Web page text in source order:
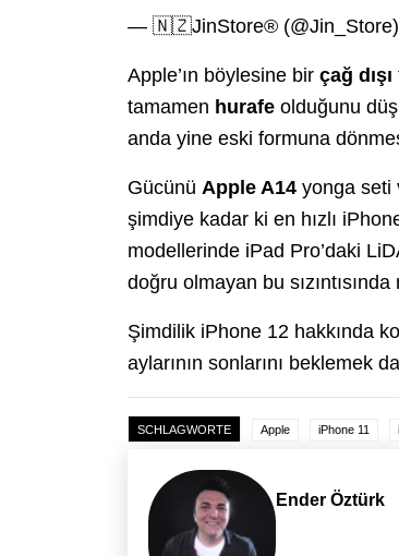
— 🇳🇿JinStore® (@Jin_Store)
Apple’ın böylesine bir çağ dışı
tamamen hurafe olduğunu
anda yine eski formuna
Gücünü Apple A14 yonga seti
şimdiye kadar ki en hızlı
modellerinde iPad Pro’daki
doğru olmayan bu
Şimdilik iPhone 12 hakkında
aylarının sonlarını beklemek
SCHLAGWORTE Apple iPhone 11
Ender Öztürk